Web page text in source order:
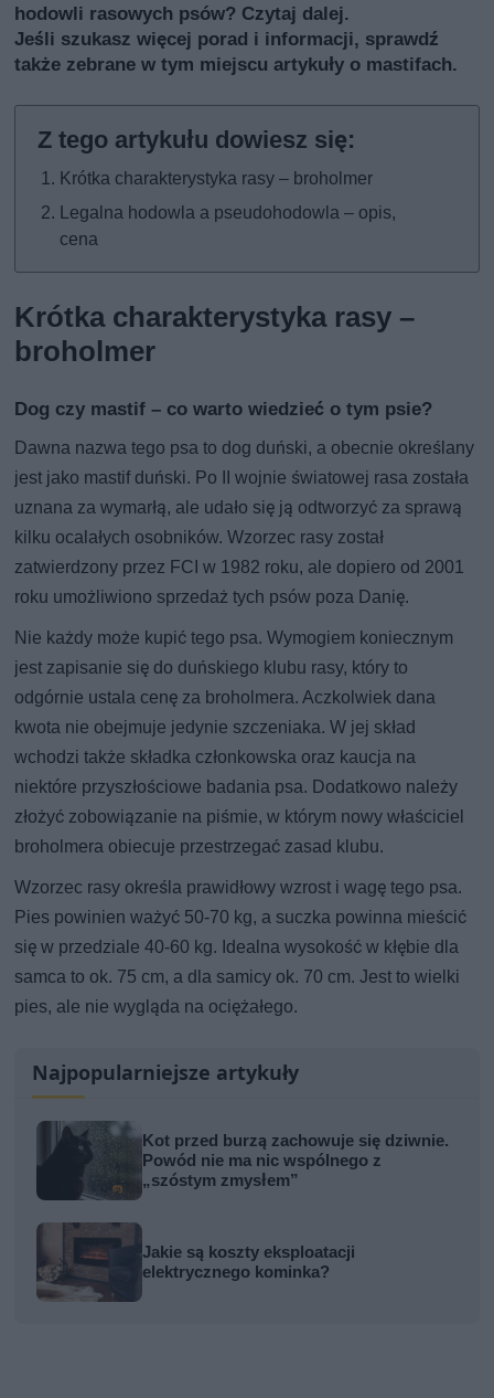
hodowli rasowych psów? Czytaj dalej.
Jeśli szukasz więcej porad i informacji, sprawdź
także zebrane w tym miejscu artykuły o mastifach.
Krótka charakterystyka rasy – broholmer
Legalna hodowla a pseudohodowla – opis,
cena
Krótka charakterystyka rasy –
broholmer
Dog czy mastif – co warto wiedzieć o tym psie?
Dawna nazwa tego psa to dog duński, a obecnie określany
jest jako mastif duński. Po II wojnie światowej rasa została
uznana za wymarłą, ale udało się ją odtworzyć za sprawą
kilku ocalałych osobników. Wzorzec rasy został
zatwierdzony przez FCI w 1982 roku, ale dopiero od 2001
roku umożliwiono sprzedaż tych psów poza Danię.
Nie każdy może kupić tego psa. Wymogiem koniecznym
jest zapisanie się do duńskiego klubu rasy, który to
odgórnie ustala cenę za broholmera. Aczkolwiek dana
kwota nie obejmuje jedynie szczeniaka. W jej skład
wchodzi także składka członkowska oraz kaucja na
niektóre przyszłościowe badania psa. Dodatkowo należy
złożyć zobowiązanie na piśmie, w którym nowy właściciel
broholmera obiecuje przestrzegać zasad klubu.
Wzorzec rasy określa prawidłowy wzrost i wagę tego psa.
Pies powinien ważyć 50-70 kg, a suczka powinna mieścić
się w przedziale 40-60 kg. Idealna wysokość w kłębie dla
samca to ok. 75 cm, a dla samicy ok. 70 cm. Jest to wielki
pies, ale nie wygląda na ociężałego.
Najpopularniejsze artykuły
Kot przed burzą zachowuje się dziwnie.
Powód nie ma nic wspólnego z
„szóstym zmysłem”
Jakie są koszty eksploatacji
elektrycznego kominka?